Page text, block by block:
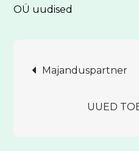
OÜ uudised
Majanduspartner
UUED